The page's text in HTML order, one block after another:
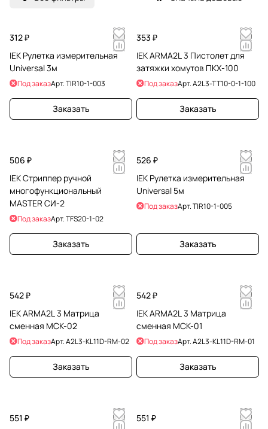
312 ₽
IEK Рулетка измерительная
Universal 3м
Под заказАрт.TIR10-1-003
Заказать
353 ₽
IEK ARMA2L 3 Пистолет для
затяжки хомутов ПКХ-100
Под заказАрт.A2L3-TT10-0-1-100
Заказать
506 ₽
IEK Стриппер ручной
многофункциональный
MASTER СИ-2
Под заказАрт.TFS20-1-02
Заказать
526 ₽
IEK Рулетка измерительная
Universal 5м
Под заказАрт.TIR10-1-005
Заказать
542 ₽
IEK ARMA2L 3 Матрица
сменная МСК-02
Под заказАрт.A2L3-KL11D-RM-02
Заказать
542 ₽
IEK ARMA2L 3 Матрица
сменная МСК-01
Под заказАрт.A2L3-KL11D-RM-01
Заказать
551 ₽
551 ₽